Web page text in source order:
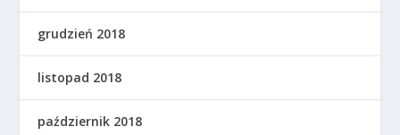
grudzień 2018
listopad 2018
październik 2018